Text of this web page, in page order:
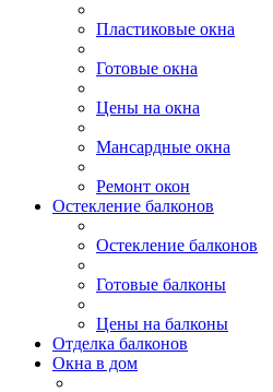
Пластиковые окна
Готовые окна
Цены на окна
Мансардные окна
Ремонт окон
Остекление балконов
Остекление балконов
Готовые балконы
Цены на балконы
Отделка балконов
Окна в дом